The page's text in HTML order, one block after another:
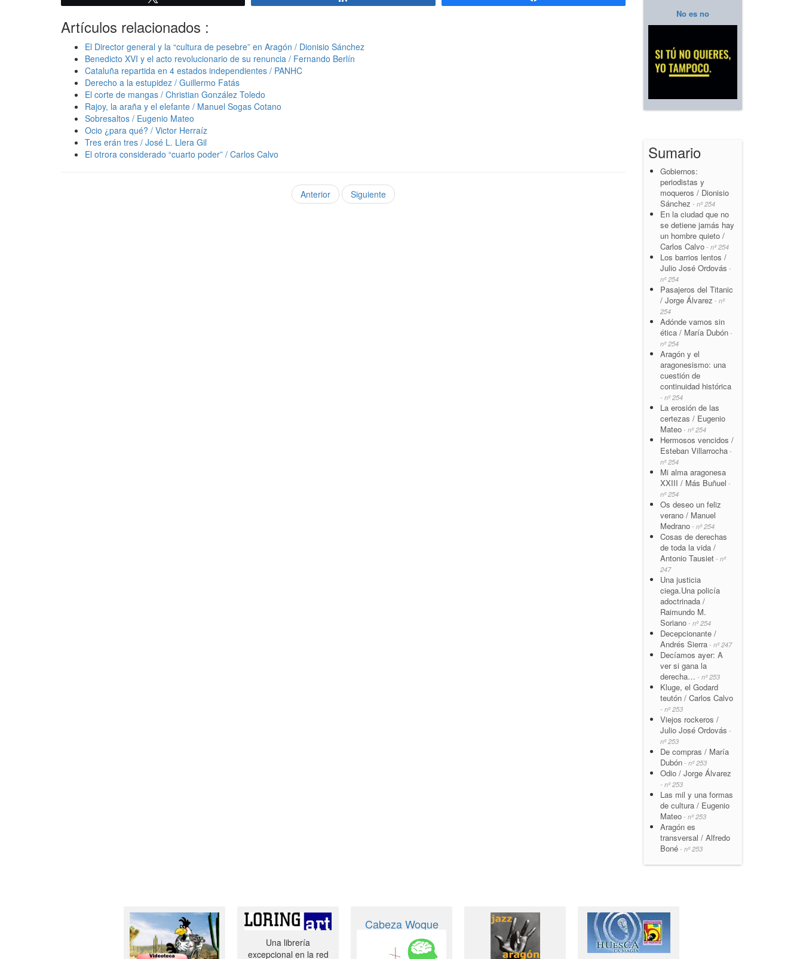
Artículos relacionados :
El Director general y la “cultura de pesebre” en Aragón / Dionisio Sánchez
Benedicto XVI y el acto revolucionario de su renuncia / Fernando Berlín
Cataluña repartida en 4 estados independientes / PANHC
Derecho a la estupidez / Guillermo Fatás
El corte de mangas / Christian González Toledo
Rajoy, la araña y el elefante / Manuel Sogas Cotano
Sobresaltos / Eugenio Mateo
Ocio ¿para qué? / Victor Herraíz
Tres erán tres / José L. Llera Gil
El otrora considerado “cuarto poder” / Carlos Calvo
Anterior Siguiente
No es no
Sumario
Gobiernos:
periodistas y
moqueros / Dionisio
Sánchez - nº 254
En la ciudad que no
se detiene jamás hay
un hombre quieto /
Carlos Calvo - nº 254
Los barrios lentos /
Julio José Ordovás -
nº 254
Pasajeros del Titanic
/ Jorge Álvarez - nº
254
Adónde vamos sin
ética / María Dubón -
nº 254
Aragón y el
aragonesismo: una
cuestión de
continuidad histórica
- nº 254
La erosión de las
certezas / Eugenio
Mateo - nº 254
Hermosos vencidos /
Esteban Villarrocha -
nº 254
Mi alma aragonesa
XXIII / Más Buñuel -
nº 254
Os deseo un feliz
verano / Manuel
Medrano - nº 254
Cosas de derechas
de toda la vida /
Antonio Tausiet - nº
247
Una justicia
ciega.Una policía
adoctrinada /
Raimundo M.
Soriano - nº 254
Decepcionante /
Andrés Sierra - nº 247
Decíamos ayer: A
ver si gana la
derecha… - nº 253
Kluge, el Godard
teutón / Carlos Calvo
- nº 253
Viejos rockeros /
Julio José Ordovás -
nº 253
De compras / María
Dubón - nº 253
Odio / Jorge Álvarez
- nº 253
Las mil y una formas
de cultura / Eugenio
Mateo - nº 253
Aragón es
transversal / Alfredo
Boné - nº 253
Una librería
excepcional en la red
Cabeza Woque